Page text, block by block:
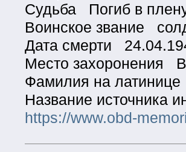
Судьба Погиб в
Воинское звание
Дата смерти
Место захоронения
Фамилия на
Название
https://www.obd-